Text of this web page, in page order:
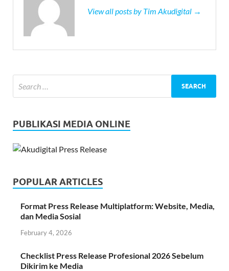
View all posts by Tim Akudigital →
PUBLIKASI MEDIA ONLINE
POPULAR ARTICLES
Format Press Release Multiplatform: Website, Media,
dan Media Sosial
February 4, 2026
Checklist Press Release Profesional 2026 Sebelum
Dikirim ke Media